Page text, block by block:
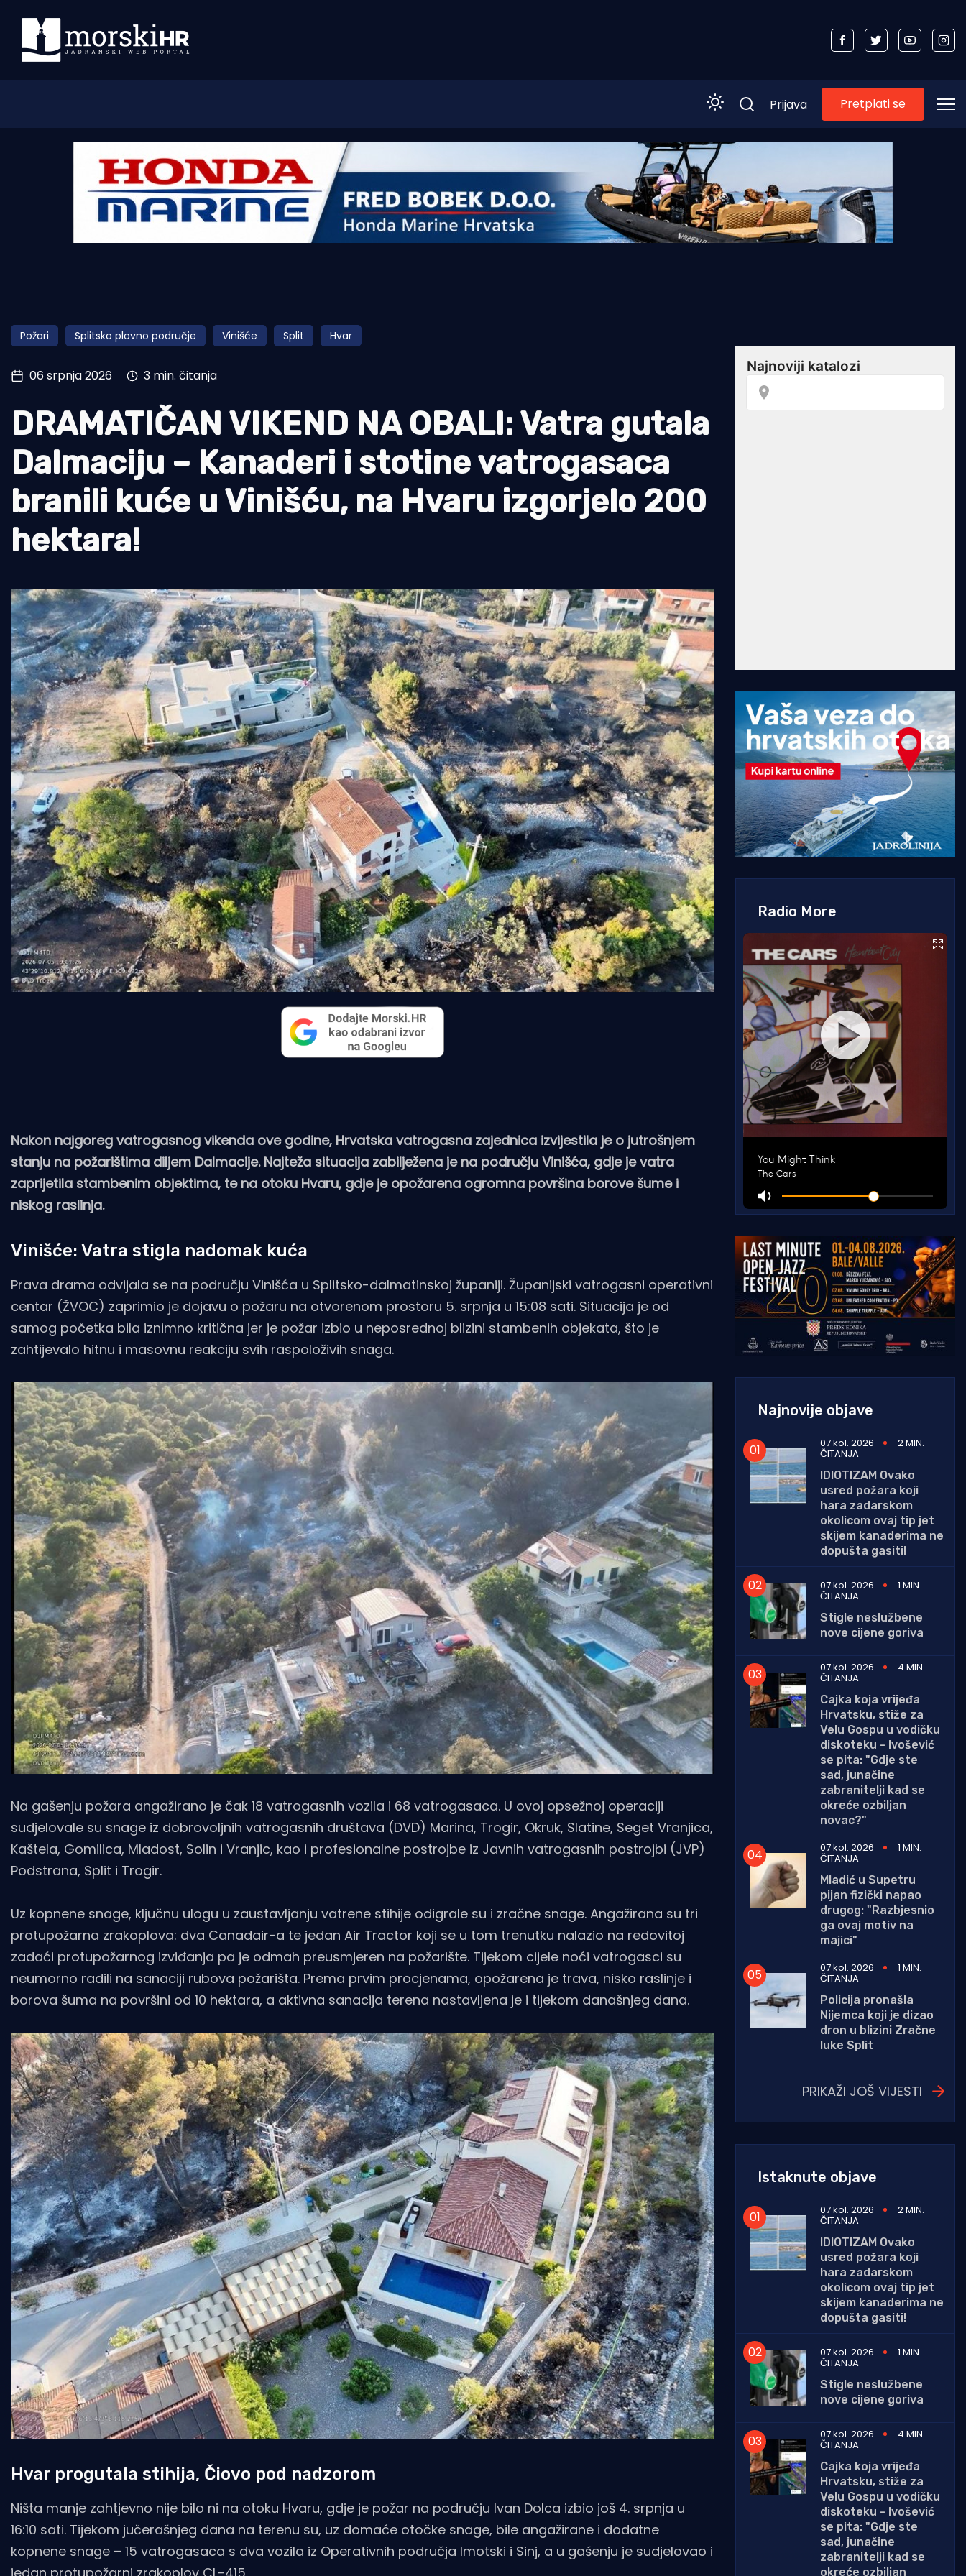
Morski plus
Pomorstvo
Ribolov
Tradicija i kultura
Prijava Pretplati se
Požari Splitsko plovno područje Vinišće Split Hvar
06 srpnja 2026 3 min. čitanja
DRAMATIČAN VIKEND NA OBALI: Vatra gutala
Dalmaciju – Kanaderi i stotine vatrogasaca
branili kuće u Vinišću, na Hvaru izgorjelo 200
hektara!
Nakon najgoreg vatrogasnog vikenda ove godine, Hrvatska vatrogasna zajednica izvijestila je o jutrošnjem
stanju na požarištima diljem Dalmacije. Najteža situacija zabilježena je na području Vinišća, gdje je vatra
zaprijetila stambenim objektima, te na otoku Hvaru, gdje je opožarena ogromna površina borove šume i
niskog raslinja.
Vinišće: Vatra stigla nadomak kuća
Prava drama odvijala se na području Vinišća u Splitsko-dalmatinskoj županiji. Županijski vatrogasni operativni
centar (ŽVOC) zaprimio je dojavu o požaru na otvorenom prostoru 5. srpnja u 15:08 sati. Situacija je od
samog početka bila iznimno kritična jer je požar izbio u neposrednoj blizini stambenih objekata, što je
zahtijevalo hitnu i masovnu reakciju svih raspoloživih snaga.
Na gašenju požara angažirano je čak 18 vatrogasnih vozila i 68 vatrogasaca. U ovoj opsežnoj operaciji
sudjelovale su snage iz dobrovoljnih vatrogasnih društava (DVD) Marina, Trogir, Okruk, Slatine, Seget Vranjica,
Kaštela, Gomilica, Mladost, Solin i Vranjic, kao i profesionalne postrojbe iz Javnih vatrogasnih postrojbi (JVP)
Podstrana, Split i Trogir.
Uz kopnene snage, ključnu ulogu u zaustavljanju vatrene stihije odigrale su i zračne snage. Angažirana su tri
protupožarna zrakoplova: dva Canadair-a te jedan Air Tractor koji se u tom trenutku nalazio na redovitoj
zadaći protupožarnog izviđanja pa je odmah preusmjeren na požarište. Tijekom cijele noći vatrogasci su
neumorno radili na sanaciji rubova požarišta. Prema prvim procjenama, opožarena je trava, nisko raslinje i
borova šuma na površini od 10 hektara, a aktivna sanacija terena nastavljena je i tijekom današnjeg dana.
Hvar progutala stihija, Čiovo pod nadzorom
Ništa manje zahtjevno nije bilo ni na otoku Hvaru, gdje je požar na području Ivan Dolca izbio još 4. srpnja u
16:10 sati. Tijekom jučerašnjeg dana na terenu su, uz domaće otočke snage, bile angažirane i dodatne
kopnene snage – 15 vatrogasaca s dva vozila iz Operativnih područja Imotski i Sinj, a u gašenju je sudjelovao i
Radio More
Najnovije objave
07 kol. 2026 2 MIN.
ČITANJA
IDIOTIZAM Ovako
usred požara koji
hara zadarskom
okolicom ovaj tip jet
skijem kanaderima ne
dopušta gasiti!
07 kol. 2026 1 MIN.
ČITANJA
Stigle neslužbene
nove cijene goriva
07 kol. 2026 4 MIN.
ČITANJA
Cajka koja vrijeđa
Hrvatsku, stiže za
Velu Gospu u vodičku
diskoteku - Ivošević
se pita: "Gdje ste
sad, junačine
zabranitelji kad se
okreće ozbiljan
novac?"
07 kol. 2026
1 MIN.
ČITANJA
Mladić u Supetru
pijan fizički napao
drugog: "Razbjesnio
ga ovaj motiv na
majici"
07 kol. 2026
1 MIN.
ČITANJA
Policija pronašla
Nijemca koji je dizao
dron u blizini Zračne
luke Split
PRIKAŽI JOŠ VIJESTI
Istaknute objave
07 kol. 2026 2 MIN.
ČITANJA
IDIOTIZAM Ovako
usred požara koji
hara zadarskom
okolicom ovaj tip jet
skijem kanaderima ne
dopušta gasiti!
07 kol. 2026 1 MIN.
ČITANJA
Stigle neslužbene
nove cijene goriva
07 kol. 2026 4 MIN.
ČITANJA
Cajka koja vrijeđa
Hrvatsku, stiže za
Velu Gospu u vodičku
diskoteku - Ivošević
se pita: "Gdje ste
sad, junačine
zabranitelji kad se
okreće ozbiljan